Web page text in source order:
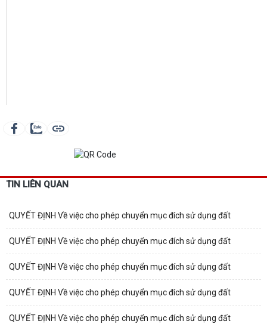
TIN LIÊN QUAN
QUYẾT ĐỊNH Về việc cho phép chuyển mục đích sử dụng đất
QUYẾT ĐỊNH Về việc cho phép chuyển mục đích sử dụng đất
QUYẾT ĐỊNH Về việc cho phép chuyển mục đích sử dụng đất
QUYẾT ĐỊNH Về việc cho phép chuyển mục đích sử dụng đất
QUYẾT ĐỊNH Về việc cho phép chuyển mục đích sử dụng đất